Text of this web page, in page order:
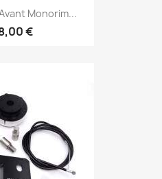
Monorim...
€